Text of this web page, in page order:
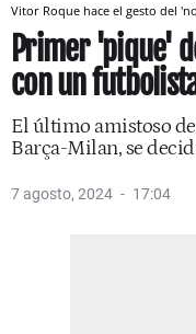
Vitor Roque hace el gesto del
Primer 'pique'
con un
El último amistoso
Barça-Milan, se
7 agosto, 2024 17:04